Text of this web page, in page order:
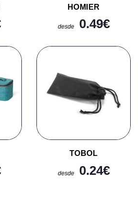
HOMIER
desde 0.49€
TOBOL
desde 0.24€